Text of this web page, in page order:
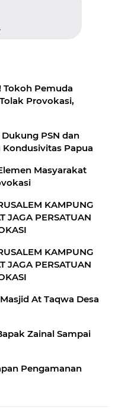
Tokoh Pemuda
Provokasi,
PSN dan
Kondusivitas Papua
Masyarakat
KAMPUNG
JAGA PERSATUAN
KAMPUNG
JAGA PERSATUAN
At Taqwa Desa
Zainal Sampai
Pengamanan